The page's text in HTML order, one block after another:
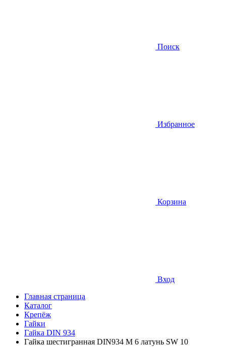
Поиск
Избранное
Корзина
Вход
Главная страница
Каталог
Крепёж
Гайки
Гайка DIN 934
Гайка шестигранная DIN934 М 6 латунь SW 10